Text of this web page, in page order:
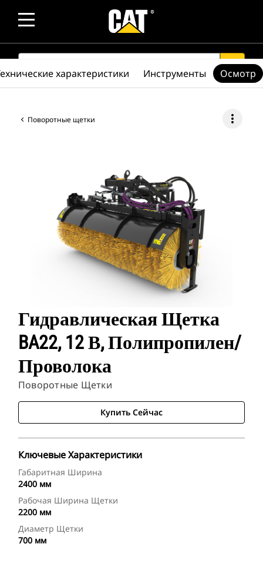
SEARCH search
Поворотные щетки more_vert
Гидравлическая Щетка
BA22, 12 В, Полипропилен/
Проволока
Поворотные Щетки
Купить Сейчас
Ключевые Характеристики
Габаритная Ширина
2400 мм
Рабочая Ширина Щетки
2200 мм
Диаметр Щетки
700 мм
характеристики Инструменты Осмотр